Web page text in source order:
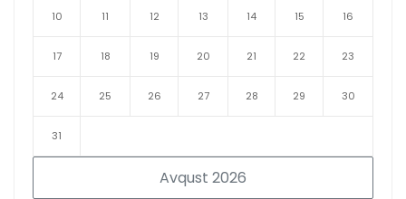
Avqust 2026
10 11 12 13 14 15 16
17 18 19 20 21 22 23
24 25 26 27 28 29 30
31